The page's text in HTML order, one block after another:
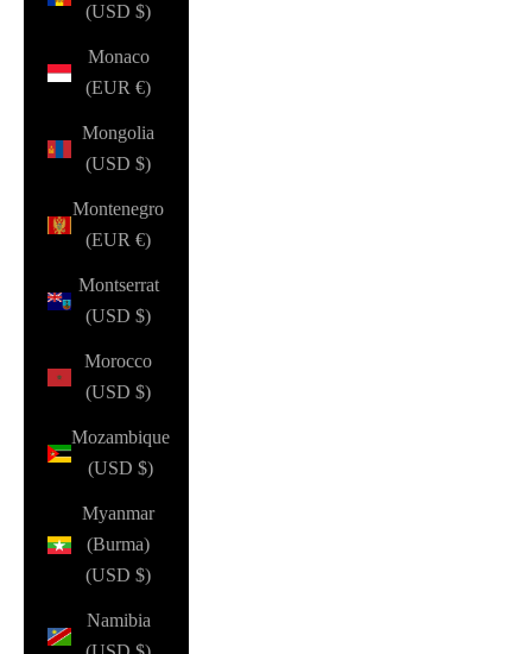
(USD $)
Monaco
(EUR €)
Mongolia
(USD $)
Montenegro
(EUR €)
Montserrat
(USD $)
Morocco
(USD $)
Mozambique
(USD $)
Myanmar
(Burma)
(USD $)
Namibia